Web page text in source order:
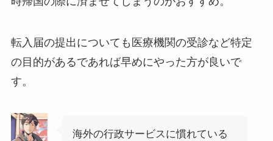
転入届の提出についても医療機関の受診など特定
の目的があるであれば早めにやった方が良いで
す。
海外の行政サービスに慣れている